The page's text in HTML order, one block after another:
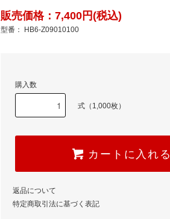
販売価格：7,400円(税込)
型番： HB6-Z09010100
購入数
式（1,000枚）
カートに入れる
返品について
特定商取引法に基づく表記